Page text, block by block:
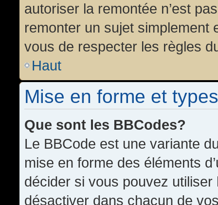
autoriser la remontée n’est
remonter un sujet simplement
vous de respecter les règles
Haut
Mise en forme et
Que sont les BBCodes?
Le BBCode est une variante
mise en forme des éléments
décider si vous pouvez
désactiver dans chacun de